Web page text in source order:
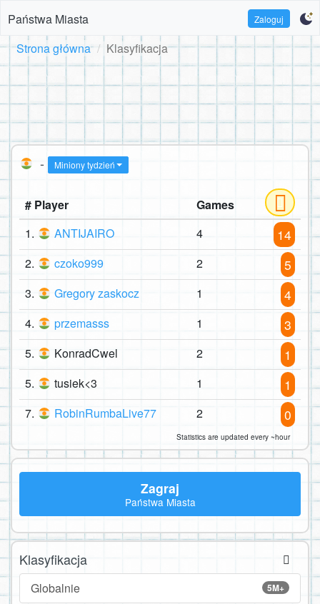
Państwa Miasta Zaloguj
Strona główna Klasyfikacja
- Miniony tydzień
# Player
Games
1.
ANTIJAIRO 4 14
2. czoko999 2 5
3. Gregory zaskocz 1 4
4. przemasss 1 3
5. KonradCwel 2 1
5. tusiek<3 1 1
7. RobinRumbaLive77 2 0
Statistics are updated every ~hour
Zagraj
Państwa Miasta
Klasyfikacja
5M+
Globalnie